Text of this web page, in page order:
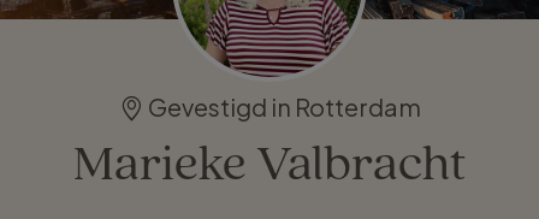
Gevestigd in Rotterdam
Marieke Valbracht